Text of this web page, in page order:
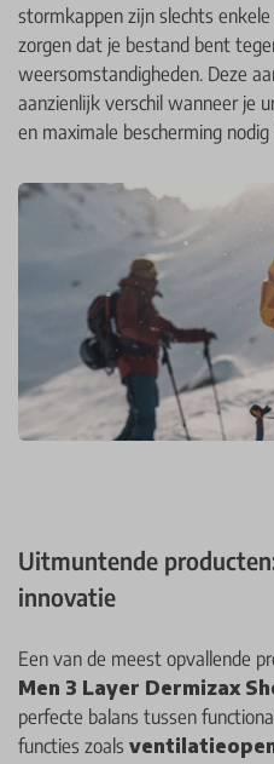
stormkappen zijn slechts
zorgen dat je bestand bent
weersomstandigheden. Deze
aanzienlijk verschil wanneer je
en maximale bescherming
Uitmuntende
innovatie
Een van de meest opvallende
Men 3 Layer Dermizax
perfecte balans tussen
functies zoals